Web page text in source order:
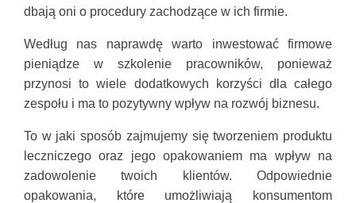
dbają oni o procedury zachodzące w ich firmie.
Według nas naprawdę warto inwestować firmowe
pieniądze w szkolenie pracowników, ponieważ
przynosi to wiele dodatkowych korzyści dla całego
zespołu i ma to pozytywny wpływ na rozwój biznesu.
To w jaki sposób zajmujemy się tworzeniem produktu
leczniczego oraz jego opakowaniem ma wpływ na
zadowolenie twoich klientów. Odpowiednie
opakowania, które umożliwiają konsumentom